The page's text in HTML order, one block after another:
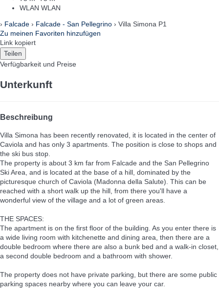
WLAN WLAN
› Falcade › Falcade - San Pellegrino › Villa Simona P1
Zu meinen Favoriten hinzufügen
Link kopiert
Teilen
Verfügbarkeit und Preise
Unterkunft
Beschreibung
Villa Simona has been recently renovated, it is located in the center of
Caviola and has only 3 apartments. The position is close to shops and
the ski bus stop.
The property is about 3 km far from Falcade and the San Pellegrino
Ski Area, and is located at the base of a hill, dominated by the
picturesque church of Caviola (Madonna della Salute). This can be
reached with a short walk up the hill, from there you'll have a
wonderful view of the village and a lot of green areas.
THE SPACES:
The apartment is on the first floor of the building. As you enter there is
a wide living room with kitchenette and dining area, then there are a
double bedroom where there are also a bunk bed and a walk-in closet,
a second double bedroom and a bathroom with shower.
The property does not have private parking, but there are some public
parking spaces nearby where you can leave your car.